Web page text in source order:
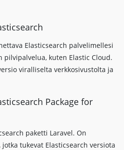
Elasticsearch palvelimellesi
pilvipalvelua, kuten Elastic Cloud.
viralliselta verkkosivustolta ja
Package for
paketti Laravel. On
tukevat Elasticsearch versiota